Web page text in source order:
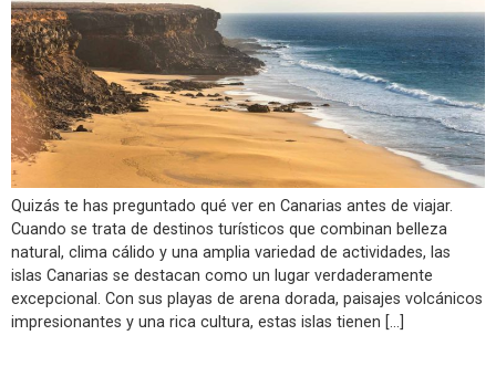
Quizás te has preguntado qué ver en Canarias antes de viajar.
Cuando se trata de destinos turísticos que combinan belleza
natural, clima cálido y una amplia variedad de actividades, las
islas Canarias se destacan como un lugar verdaderamente
excepcional. Con sus playas de arena dorada, paisajes volcánicos
impresionantes y una rica cultura, estas islas tienen […]